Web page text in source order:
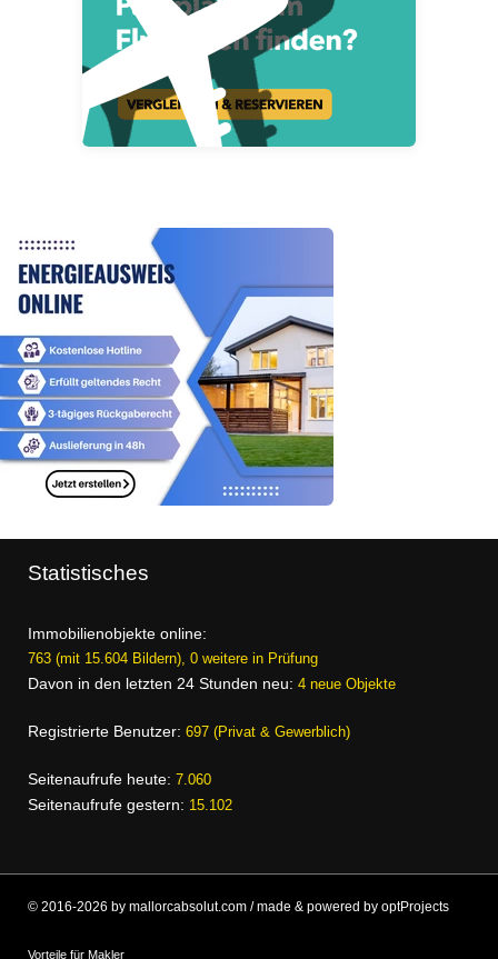
Statistisches
Immobilienobjekte online:
763 (mit 15.604 Bildern), 0 weitere in Prüfung
Davon in den letzten 24 Stunden neu: 4 neue Objekte
Registrierte Benutzer: 697 (Privat & Gewerblich)
Seitenaufrufe heute: 7.060
Seitenaufrufe gestern: 15.102
© 2016-2026 by mallorcabsolut.com / made & powered by optProjects
Vorteile für Makler